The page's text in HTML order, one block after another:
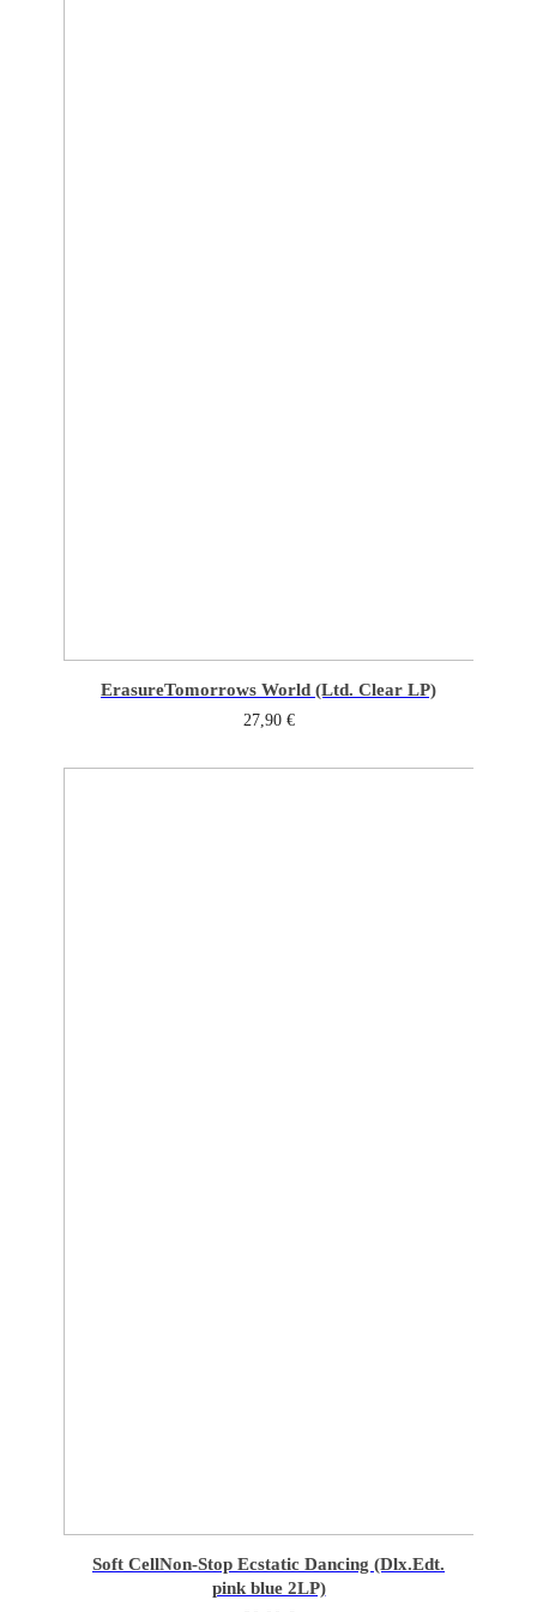
ErasureTomorrows World (Ltd. Clear LP)
27,90 €
Soft CellNon-Stop Ecstatic Dancing (Dlx.Edt.
pink blue 2LP)